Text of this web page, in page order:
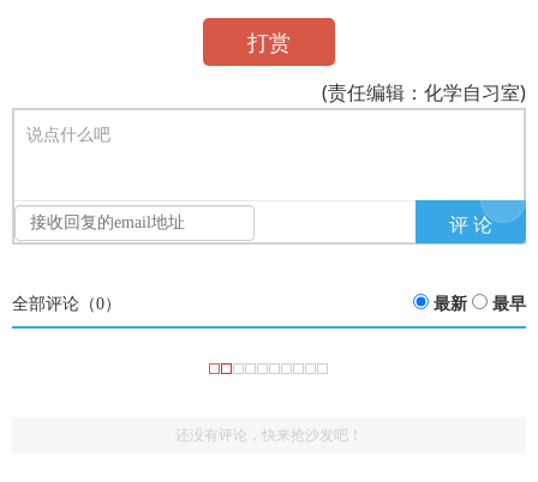
打赏
(责任编辑：化学自习室)
说点什么吧
全部评论（0） 最新 最早
还没有评论，快来抢沙发吧！